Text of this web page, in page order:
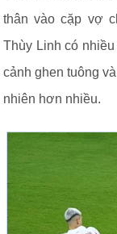
thân vào cặp vợ
Thùy Linh có
cảnh ghen tuông
nhiên hơn nhiều.